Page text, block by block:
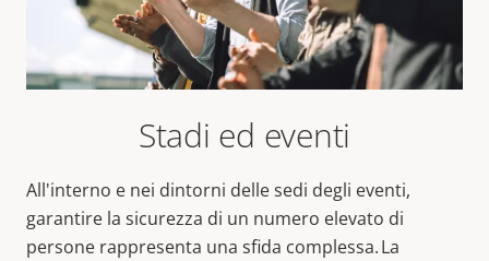
Stadi ed eventi
All'interno e nei dintorni delle sedi degli eventi,
garantire la sicurezza di un numero elevato di
persone rappresenta una sfida complessa. La